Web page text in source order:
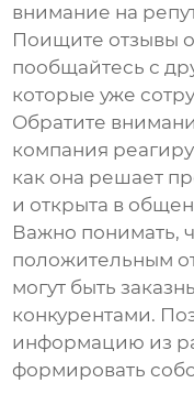
внимание на
Поищите отзывы
пообщайтесь с
которые уже
Обратите
компания
как она решает
и открыта в
Важно понимать,
положительным
могут быть
конкурентами.
информацию из
формировать